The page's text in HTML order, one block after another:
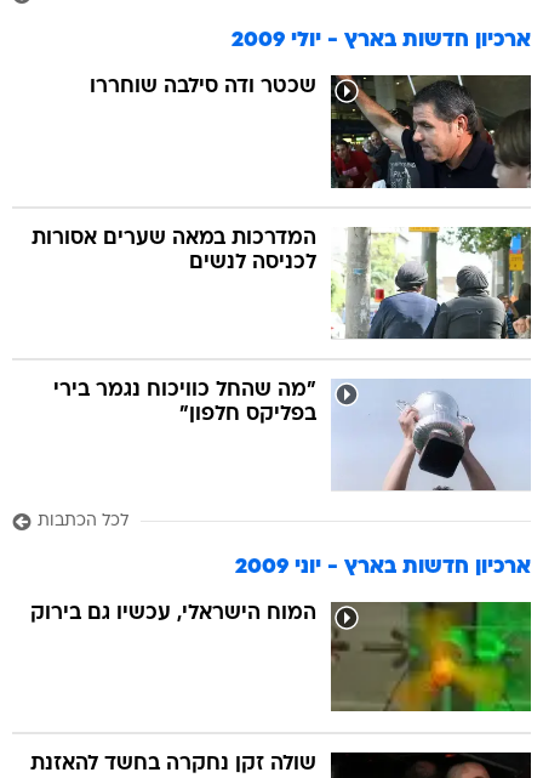
ארכיון חדשות בארץ - יולי 2009
שכטר ודה סילבה שוחררו
המדרכות במאה שערים אסורות
לכניסה לנשים
"מה שהחל כוויכוח נגמר בירי
בפליקס חלפון"
לכל הכתבות
ארכיון חדשות בארץ - יוני 2009
המוח הישראלי, עכשיו גם בירוק
שולה זקן נחקרה בחשד להאזנת